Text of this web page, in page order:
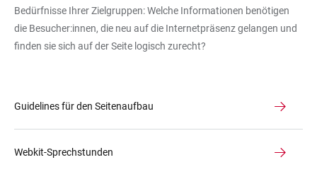
Bedürfnisse Ihrer Zielgruppen: Welche Informationen benötigen
die Besucher:innen, die neu auf die Internetpräsenz gelangen und
finden sie sich auf der Seite logisch zurecht?
Guidelines für den Seitenaufbau
Webkit-Sprechstunden